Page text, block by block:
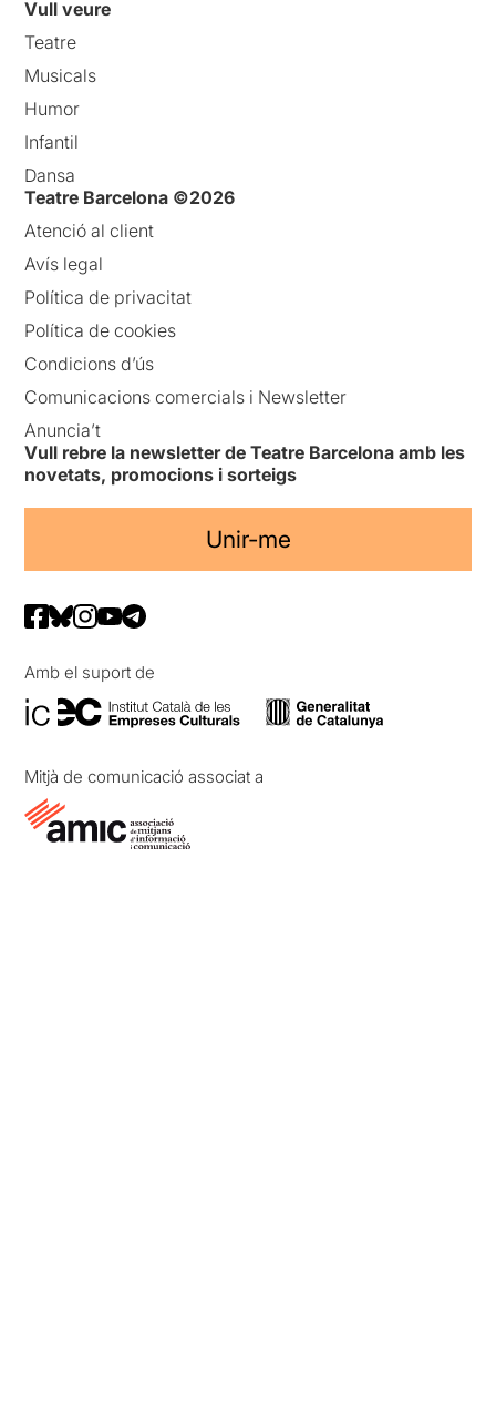
Vull veure
Teatre
Musicals
Humor
Infantil
Dansa
Teatre Barcelona ©2026
Atenció al client
Avís legal
Política de privacitat
Política de cookies
Condicions d’ús
Comunicacions comercials i Newsletter
Anuncia’t
Vull rebre la newsletter de Teatre Barcelona amb les
novetats, promocions i sorteigs
Unir-me
Amb el suport de
Mitjà de comunicació associat a